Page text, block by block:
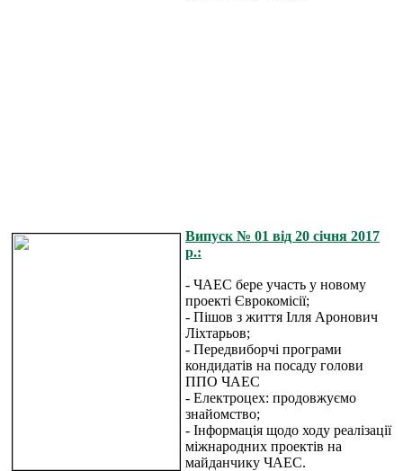
Випуск № 01 від 20 січня 2017
р.:
- ЧАЕС бере участь у новому
проекті Єврокомісії;
- Пішов з життя Ілля Аронович
Ліхтарьов;
- Передвиборчі програми
кондидатів на посаду голови
ППО ЧАЕС
- Електроцех: продовжуємо
знайомство;
- Інформація щодо ходу реалізації
міжнародних проектів на
майданчику ЧАЕС.